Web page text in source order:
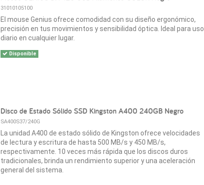
31010105100
El mouse Genius ofrece comodidad con su diseño ergonómico,
precisión en tus movimientos y sensibilidad óptica. Ideal para uso
diario en cualquier lugar.
Disponible
Disco de Estado Sólido SSD Kingston A400 240GB Negro
SA400S37/240G
La unidad A400 de estado sólido de Kingston ofrece velocidades
de lectura y escritura de hasta 500 MB/s y 450 MB/s,
respectivamente. 10 veces más rápida que los discos duros
tradicionales, brinda un rendimiento superior y una aceleración
general del sistema.